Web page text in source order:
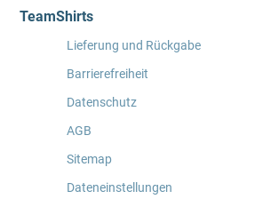
TeamShirts
Lieferung und Rückgabe
Barrierefreiheit
Datenschutz
AGB
Sitemap
Dateneinstellungen